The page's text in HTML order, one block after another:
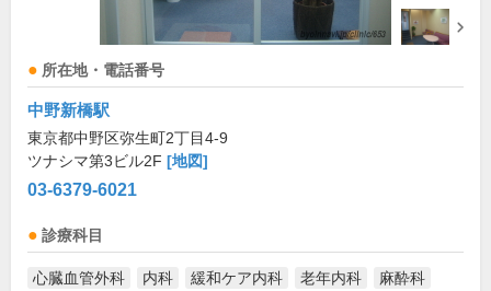
所在地・電話番号
中野新橋駅
東京都中野区弥生町2丁目4-9
ツナシマ第3ビル2F [地図]
03-6379-6021
診療科目
心臓血管外科 内科 緩和ケア内科 老年内科 麻酔科